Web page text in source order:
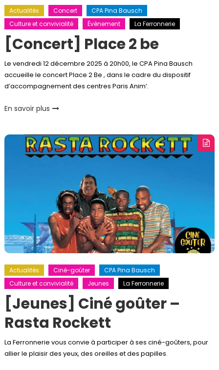
Actualités Concert
CPA Pina Bausch
Culture et convivialité
Évènement La Ferronnerie
[Concert] Place 2 be
Le vendredi 12 décembre 2025 à 20h00, le CPA Pina Bausch
accueille le concert Place 2 Be , dans le cadre du dispositif
d’accompagnement des centres Paris Anim’.
En savoir plus
Actualités Ciné-goûter
CPA Pina Bausch
Culture et convivialité
Jeunes La Ferronnerie
[Jeunes] Ciné goûter –
Rasta Rockett
La Ferronnerie vous convie à participer à ses ciné-goûters, pour
allier le plaisir des yeux, des oreilles et des papilles.